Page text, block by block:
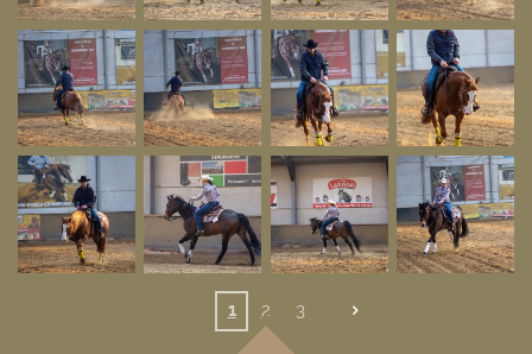
1 2 3